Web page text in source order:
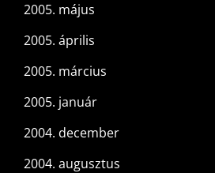
2005. május
2005. április
2005. március
2005. január
2004. december
2004. augusztus